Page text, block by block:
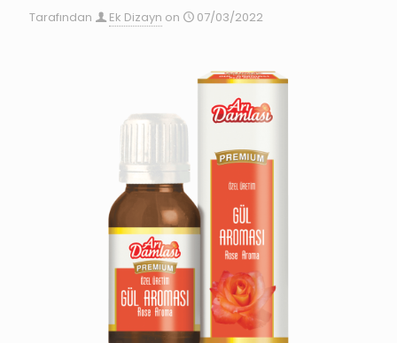
Tarafından Ek Dizayn on 07/03/2022